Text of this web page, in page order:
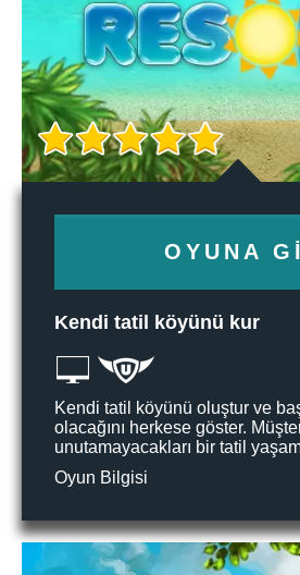
OYUNA
Kendi tatil köyünü kur
Kendi tatil köyünü oluştur ve
olacağını herkese göster.
unutamayacakları bir tatil
Oyun Bilgisi